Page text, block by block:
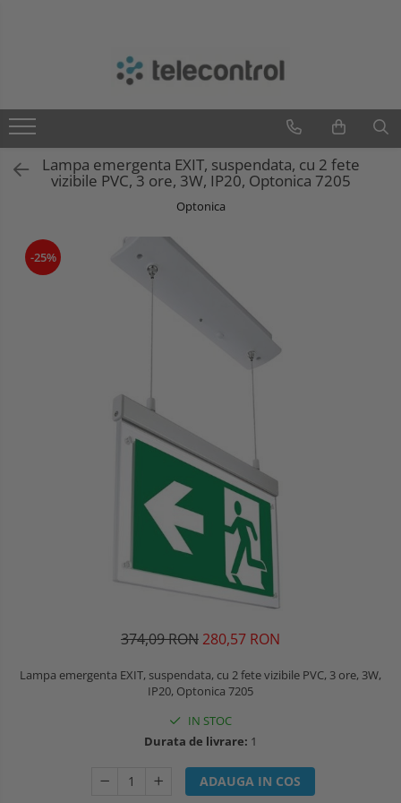
Teletask
Artsound
IntelightLampa emergenta EXIT, suspendata, cu 2 fete
vizibile PVC, 3 ore, 3W, IP20, Optonica 7205
Optonica
-25%
374,09 RON 280,57 RON
Lampa emergenta EXIT, suspendata, cu 2 fete vizibile PVC, 3 ore, 3W,
IP20, Optonica 7205
IN STOC
Durata de livrare: 1
ADAUGA IN COS